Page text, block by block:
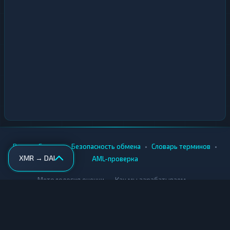
XMR → DAI
Вики • Города • Безопасность обмена • Словарь терминов •
AML-проверка
Методология оценки Как мы зарабатываем